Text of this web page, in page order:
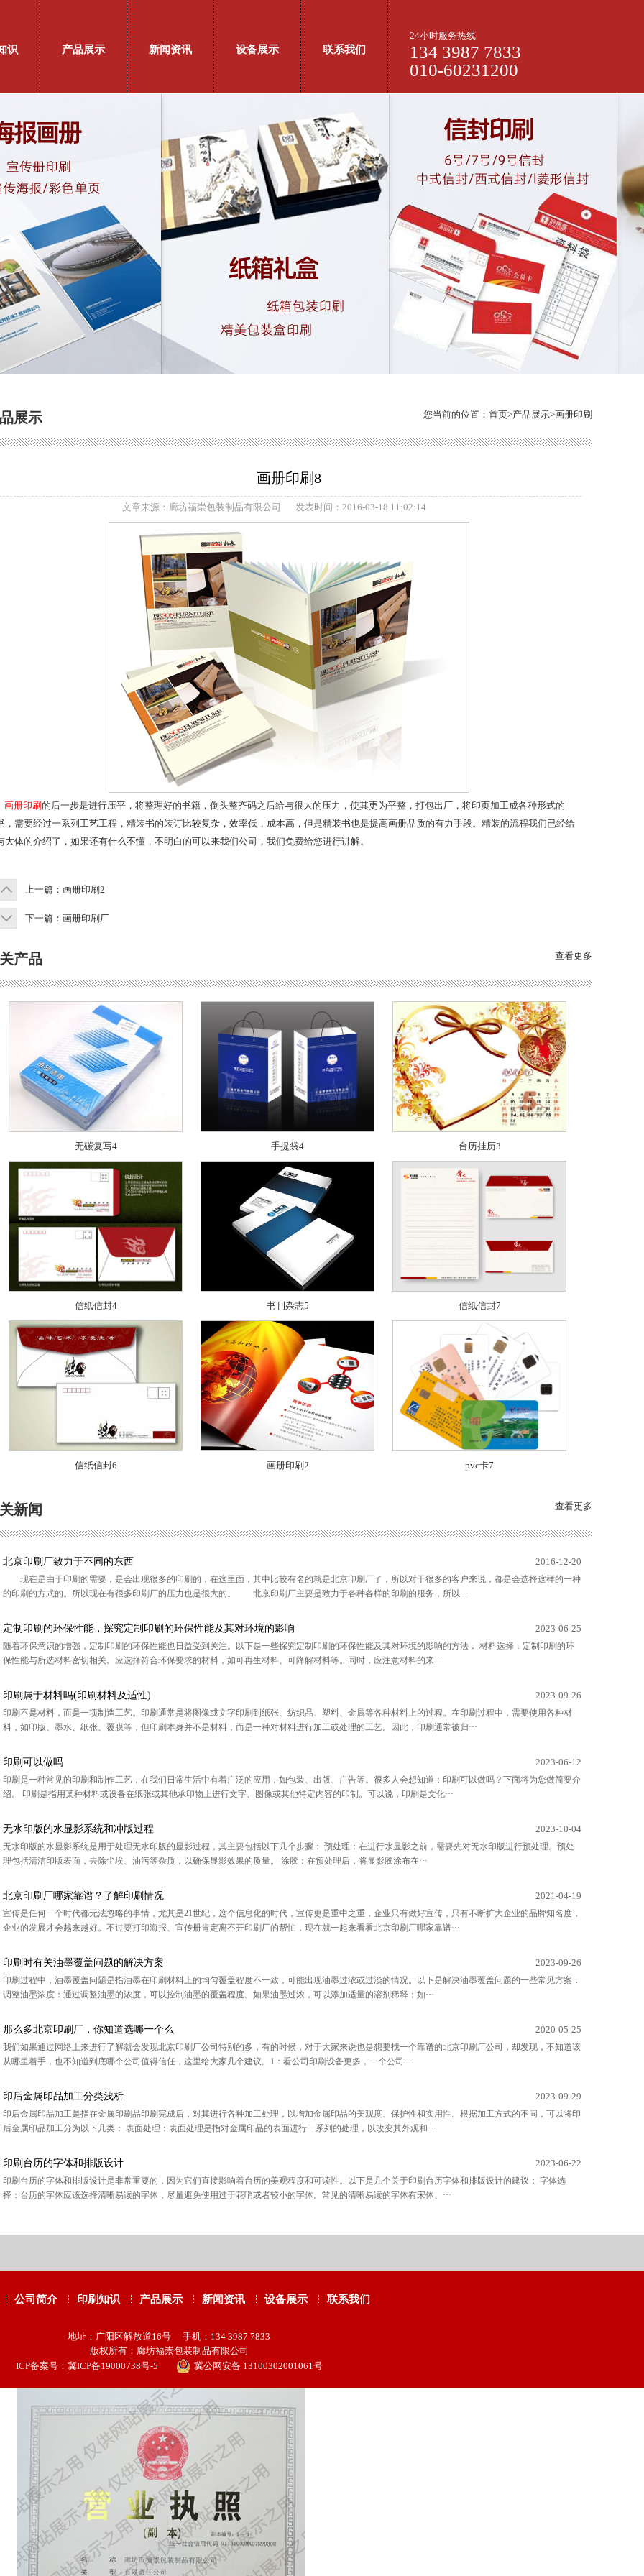
识 产品展示 新闻资讯 设备展示 联系我们
24小时服务热线
134 3987 7833
010-60231200
展示 您当前的位置： 首页>产品展示>画册印刷
画册印刷8
文章来源：廊坊福崇包装制品有限公司 发表时间：2016-03-18 11:02:14
画册印刷 的后一步是进行压平，将整理好的书籍，倒头整齐码之后给与很大的压力，使其更为平整，打包出厂，将印页加工成各种形式的
，需要经过一系列工艺工程，精装书的装订比较复杂，效率低，成本高，但是精装书也是提高画册品质的有力手段。精装的流程我们已经给
大体的介绍了，如果还有什么不懂，不明白的可以来我们公司，我们免费给您进行讲解。
上一篇： 画册印刷2
下一篇： 画册印刷厂
产品 查看更多
无碳复写4 手提袋4 台历挂历3
信纸信封4 书刊杂志5 信纸信封7
信纸信封6 画册印刷2 pvc卡7
新闻 查看更多
北京印刷厂致力于不同的东西 2016-12-20
现在是由于印刷的需要，是会出现很多的印刷的，在这里面，其中比较有名的就是北京印刷厂了，所以对于很多的客户来说，都是会选择这样的一种
的印刷的方式的。所以现在有很多印刷厂的压力也是很大的。 北京印刷厂主要是致力于各种各样的印刷的服务，所以···
定制印刷的环保性能，探究定制印刷的环保性能及其对环境的影响 2023-06-25
随着环保意识的增强，定制印刷的环保性能也日益受到关注。以下是一些探究定制印刷的环保性能及其对环境的影响的方法： 材料选择：定制印刷的环
保性能与所选材料密切相关。应选择符合环保要求的材料，如可再生材料、可降解材料等。同时，应注意材料的来···
印刷属于材料吗(印刷材料及适性) 2023-09-26
印刷不是材料，而是一项制造工艺。印刷通常是将图像或文字印刷到纸张、纺织品、塑料、金属等各种材料上的过程。在印刷过程中，需要使用各种材
料，如印版、墨水、纸张、覆膜等，但印刷本身并不是材料，而是一种对材料进行加工或处理的工艺。因此，印刷通常被归···
印刷可以做吗 2023-06-12
印刷是一种常见的印刷和制作工艺，在我们日常生活中有着广泛的应用，如包装、出版、广告等。很多人会想知道：印刷可以做吗？下面将为您做简要介
绍。 印刷是指用某种材料或设备在纸张或其他承印物上进行文字、图像或其他特定内容的印制。可以说，印刷是文化···
无水印版的水显影系统和冲版过程 2023-10-04
无水印版的水显影系统是用于处理无水印版的显影过程，其主要包括以下几个步骤： 预处理：在进行水显影之前，需要先对无水印版进行预处理。预处
理包括清洁印版表面，去除尘埃、油污等杂质，以确保显影效果的质量。 涂胶：在预处理后，将显影胶涂布在···
北京印刷厂哪家靠谱？了解印刷情况 2021-04-19
宣传是任何一个时代都无法忽略的事情，尤其是21世纪，这个信息化的时代，宣传更是重中之重，企业只有做好宣传，只有不断扩大企业的品牌知名度，
企业的发展才会越来越好。不过要打印海报、宣传册肯定离不开印刷厂的帮忙，现在就一起来看看北京印刷厂哪家靠谱···
印刷时有关油墨覆盖问题的解决方案 2023-09-26
印刷过程中，油墨覆盖问题是指油墨在印刷材料上的均匀覆盖程度不一致，可能出现油墨过浓或过淡的情况。以下是解决油墨覆盖问题的一些常见方案：
调整油墨浓度：通过调整油墨的浓度，可以控制油墨的覆盖程度。如果油墨过浓，可以添加适量的溶剂稀释；如···
那么多北京印刷厂，你知道选哪一个么 2020-05-25
我们如果通过网络上来进行了解就会发现北京印刷厂公司特别的多，‍‍有的时候，对于大家来说也是想要找一个靠谱的北京印刷厂公司，却发现，不知道该
从哪里着手，也不知道到底哪个公司值得信任，‍‍这里给大家几个建议。1：看公司‍‍印刷设备更多，一个公司···
印后金属印品加工分类浅析 2023-09-29
印后金属印品加工是指在金属印刷品印刷完成后，对其进行各种加工处理，以增加金属印品的美观度、保护性和实用性。根据加工方式的不同，可以将印
后金属印品加工分为以下几类： 表面处理：表面处理是指对金属印品的表面进行一系列的处理，以改变其外观和···
印刷台历的字体和排版设计 2023-06-22
印刷台历的字体和排版设计是非常重要的，因为它们直接影响着台历的美观程度和可读性。以下是几个关于印刷台历字体和排版设计的建议： 字体选
择：台历的字体应该选择清晰易读的字体，尽量避免使用过于花哨或者较小的字体。常见的清晰易读的字体有宋体、···
公司简介 印刷知识 产品展示 新闻资讯 设备展示 联系我们
地址：广阳区解放道16号 手机：134 3987 7833
版权所有：廊坊福崇包装制品有限公司
ICP备案号： 冀ICP备19000738号-5 冀公网安备 13100302001061号